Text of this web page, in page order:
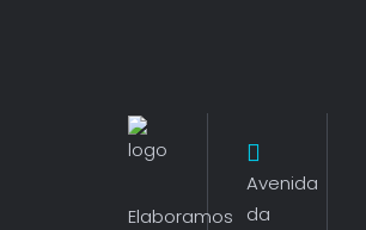
Elaboramos
Avenida
da